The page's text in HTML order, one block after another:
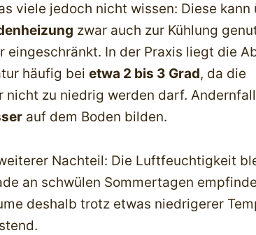
viele jedoch nicht wissen: Diese kann
zwar auch zur Kühlung
eingeschränkt. In der Praxis liegt die
häufig beietwa 2 bis 3 Grad, da die
nicht zu niedrig werden darf.
auf dem Boden bilden.
Nachteil: Die Luftfeuchtigkeit
an schwülen Sommertagen
deshalb trotz etwas niedrigerer